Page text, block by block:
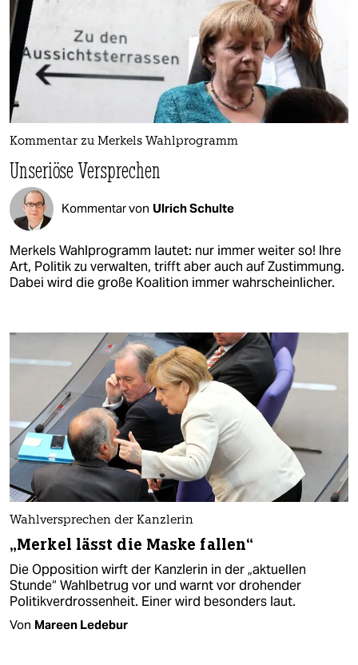
Kommentar zu Merkels Wahlprogramm
Unseriöse Versprechen
Kommentar von Ulrich Schulte
Merkels Wahlprogramm lautet: nur immer weiter so! Ihre
Art, Politik zu verwalten, trifft aber auch auf Zustimmung.
Dabei wird die große Koalition immer wahrscheinlicher.
Wahlversprechen der Kanzlerin
„Merkel lässt die Maske fallen“
Die Opposition wirft der Kanzlerin in der „aktuellen
Stunde“ Wahlbetrug vor und warnt vor drohender
Politikverdrossenheit. Einer wird besonders laut.
Von Mareen Ledebur